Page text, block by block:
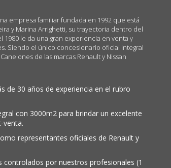
empresa familiar fundada en 1992 que está
y Marina Arrighetti, su trayectoria dentro del
le da una gran experiencia en venta y
Siendo el único concesionario oficial integral
de las marcas Renault y Nissan
de 30 años de experiencia en el rubro
con 3000m2 para brindar un excelente
venta.
representantes oficiales de Renault y
controlados por nuestros profesionales (1